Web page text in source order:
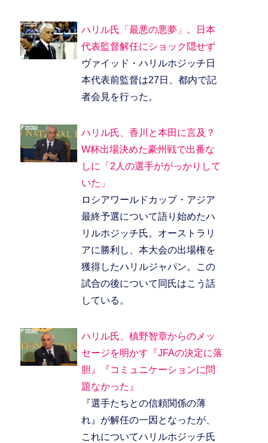
ハリル氏「最悪の悪夢」。日本
代表監督解任にショック隠せず
ヴァイッド・ハリルホジッチ日
本代表前監督は27日、都内で記
者会見を行った。
ハリル氏、香川と本田に言及？
W杯出場決めた豪州戦で出番な
しに「2人の選手ががっかりして
いた」
ロシアワールドカップ・アジア
最終予選について語り始めたハ
リルホジッチ氏。オーストラリ
アに勝利し、本大会の出場権を
獲得したハリルジャパン。この
試合の後について同氏はこう話
している。
ハリル氏、槙野智章からのメッ
セージを明かす『JFAの決定に落
胆』『コミュニケーションに問
題なかった』
『選手たちとの信頼関係の薄
れ』が解任の一因となったが、
これについてハリルホジッチ氏